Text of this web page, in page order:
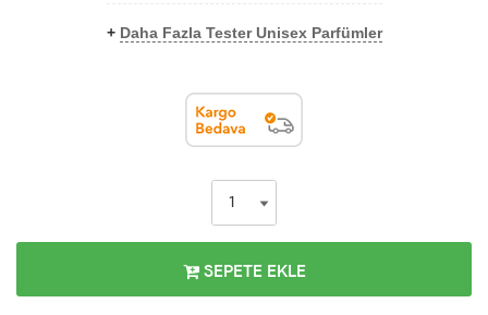
+ Daha Fazla Tester Unisex Parfümler
SEPETE EKLE